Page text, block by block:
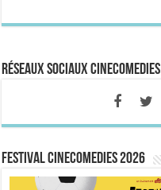
Réseaux sociaux CineComedies
FESTIVAL CINECOMEDIES 2026